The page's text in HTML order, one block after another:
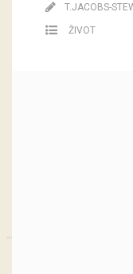
T.JACOBS-
ŽIVOT